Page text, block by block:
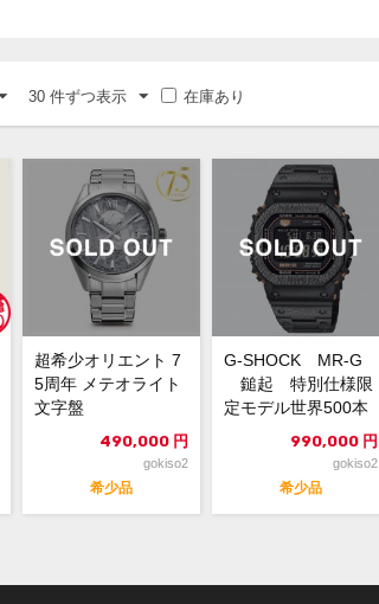
30 件ずつ表示 在庫あり
超希少オリエント 7
5周年 メテオライト
文字盤
490,000 円
gokiso2
希少品
G-SHOCK MR-G
鎚起 特別仕様限
定モデル世界500本
990,000 円
gokiso2
希少品